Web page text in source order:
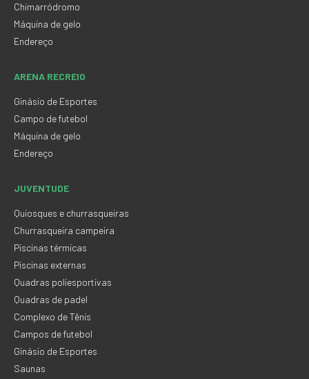
Chimarródromo
Máquina de gelo
Endereço
ARENA RECREIO
Ginásio de Esportes
Campo de futebol
Máquina de gelo
Endereço
JUVENTUDE
Quiosques e churrasqueiras
Churrasqueira campeira
Piscinas térmicas
Piscinas externas
Quadras poliesportivas
Quadras de padel
Complexo de Tênis
Campos de futebol
Ginásio de Esportes
Saunas